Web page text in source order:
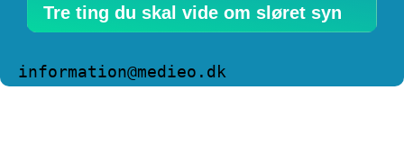
Tre ting du skal vide om sløret syn
information@medieo.dk